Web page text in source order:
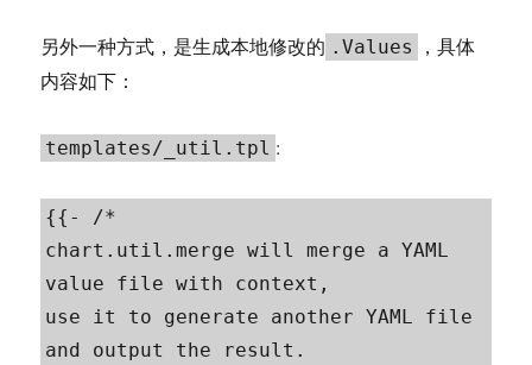
另外一种方式，是生成本地修改的 .Values
，具体
内容如下：
templates/_util.tpl :
{{- /*
chart.util.merge will merge a YAML
value file with context,
use it to generate another YAML file
and output the result.